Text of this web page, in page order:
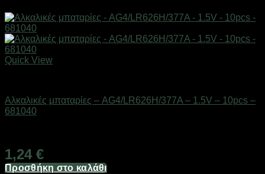
Quick View
Αλκαλικές μπαταρίες – AG4/LR626H/377A – 1.5V – 10pcs –
681040
1,24 €
Προσθήκη στο καλάθι